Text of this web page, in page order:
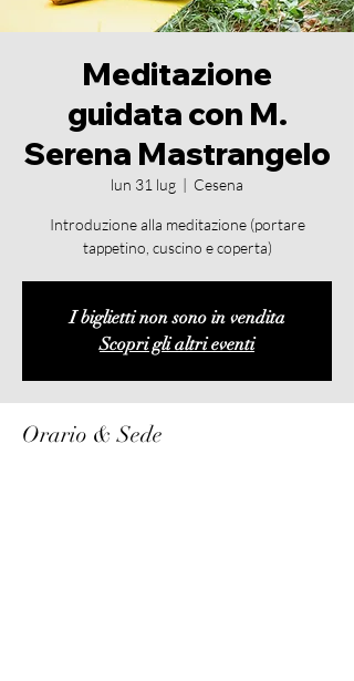
Meditazione
guidata con M.
Serena Mastrangelo
lun 31 lug
  |
Cesena
Introduzione alla meditazione (portare
tappetino, cuscino e coperta)
I biglietti non sono in vendita
Scopri gli altri eventi
Orario & Sede